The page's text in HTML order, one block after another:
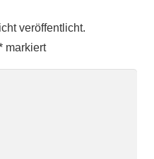
veröffentlicht.
markiert